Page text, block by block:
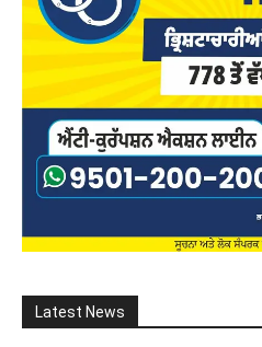
Latest News